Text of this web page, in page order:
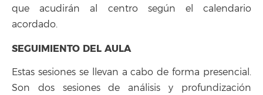
que acudirán al centro según el calendario
acordado.
SEGUIMIENTO DEL AULA
Estas sesiones se llevan a cabo de forma presencial.
Son dos sesiones de análisis y profundización